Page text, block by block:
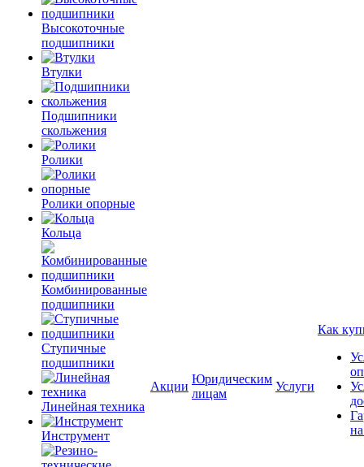
Высокоточные
подшипники
Втулки
Подшипники
скольжения
Ролики
Ролики опорные
Кольца
Комбинированные
подшипники
Ступичные
подшипники
Линейная техника
Инструмент
Акции
Юридическим
лицам
Услуги
Как